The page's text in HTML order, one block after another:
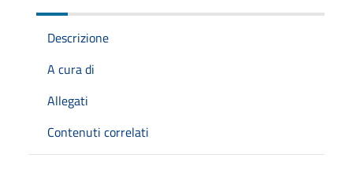
Descrizione
A cura di
Allegati
Contenuti correlati